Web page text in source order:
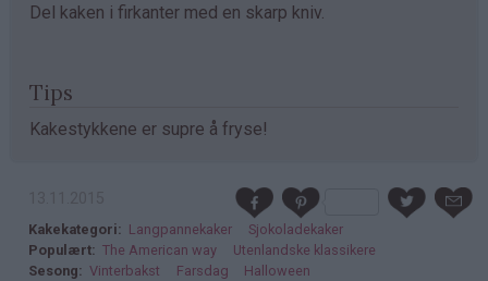
Del kaken i firkanter med en skarp kniv.
Tips
Kakestykkene er supre å fryse!
Kakekategori Langpannekaker
Sjokoladekaker
Populært
The American way
Utenlandske klassikere
Sesong
Vinterbakst Farsdag
Halloween